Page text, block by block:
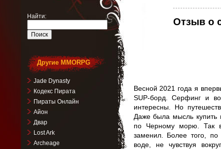
Отзыв о
Весной 2021 года я
SUP-борд. Серфинг и
интересны. Но
Даже была мысль купить
по Черному морю. Так
заменил. Более того,
воде, не чувствуя
Найти:
Другие MMORPG
Jade Dynasty
Кодекс Пирата
Пираты Онлайн
Айон
Двар
Lost Ark
Archeage